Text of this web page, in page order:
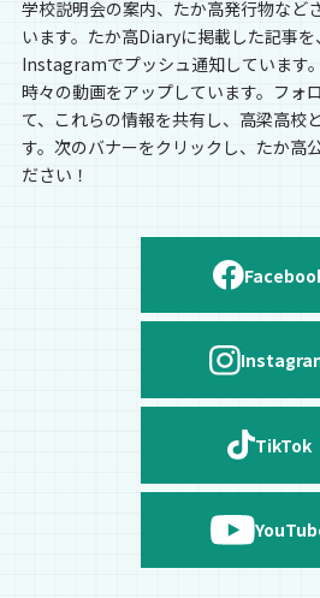
学校説明会の案内、たか高発行物など
います。たか高Diaryに掲載した記事
Instagramでプッシュ通知しています
時々の動画をアップしています。フォ
て、これらの情報を共有し、高梁高校
す。次のバナーをクリックし、たか高
ださい！
TikTok